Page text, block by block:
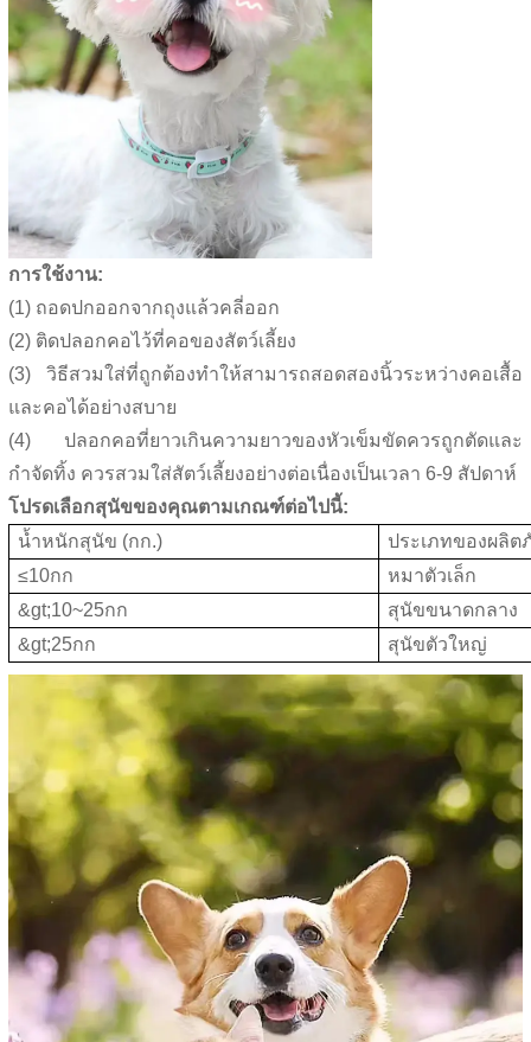
การใช้งาน:
(1) ถอดปกออกจากถุงแล้วคลี่ออก
(2) ติดปลอกคอไว้ที่คอของสัตว์เลี้ยง
(3) วิธีสวมใส่ที่ถูกต้องทำให้สามารถสอดสองนิ้วระหว่างคอเสื้อ
และคอได้อย่างสบาย
(4) ปลอกคอที่ยาวเกินความยาวของหัวเข็มขัดควรถูกตัดและ
กำจัดทิ้ง ควรสวมใส่สัตว์เลี้ยงอย่างต่อเนื่องเป็นเวลา 6-9 สัปดาห์
โปรดเลือกสุนัขของคุณตามเกณฑ์ต่อไปนี้:
น้ำหนักสุนัข (กก.)
ประเภทของผลิ
≤10กก
หมาตัวเล็ก
&gt;10~25กก
สุนัขขนาดกลาง
&gt;25กก
สุนัขตัวใหญ่